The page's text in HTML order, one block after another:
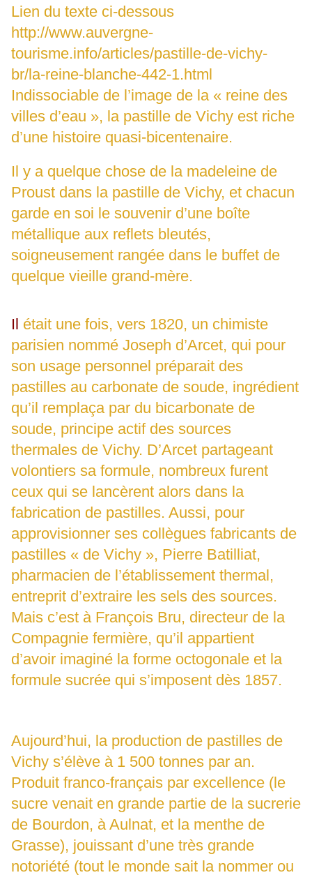
Lien du texte ci-dessous
http://www.auvergne-
tourisme.info/articles/pastille-de-vichy-
br/la-reine-blanche-442-1.html
Indissociable de l’image de la « reine des
villes d’eau », la pastille de Vichy est riche
d’une histoire quasi-bicentenaire.
Il y a quelque chose de la madeleine de
Proust dans la pastille de Vichy, et chacun
garde en soi le souvenir d’une boîte
métallique aux reflets bleutés,
soigneusement rangée dans le buffet de
quelque vieille grand-mère.
Il était une fois, vers 1820, un chimiste
parisien nommé Joseph d’Arcet, qui pour
son usage personnel préparait des
pastilles au carbonate de soude, ingrédient
qu’il remplaça par du bicarbonate de
soude, principe actif des sources
thermales de Vichy. D’Arcet partageant
volontiers sa formule, nombreux furent
ceux qui se lancèrent alors dans la
fabrication de pastilles. Aussi, pour
approvisionner ses collègues fabricants de
pastilles « de Vichy », Pierre Batilliat,
pharmacien de l’établissement thermal,
entreprit d’extraire les sels des sources.
Mais c’est à François Bru, directeur de la
Compagnie fermière, qu’il appartient
d’avoir imaginé la forme octogonale et la
formule sucrée qui s’imposent dès 1857.
Aujourd’hui, la production de pastilles de
Vichy s’élève à 1 500 tonnes par an.
Produit franco-français par excellence (le
sucre venait en grande partie de la sucrerie
de Bourdon, à Aulnat, et la menthe de
Grasse), jouissant d’une très grande
notoriété (tout le monde sait la nommer ou